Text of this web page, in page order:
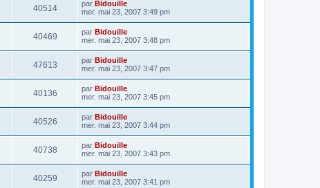
40514 par Bidouille
mer. mai 23, 2007 3:49 pm
40469 par Bidouille
mer. mai 23, 2007 3:48 pm
47613 par Bidouille
mer. mai 23, 2007 3:47 pm
40136 par Bidouille
mer. mai 23, 2007 3:45 pm
40526 par Bidouille
mer. mai 23, 2007 3:44 pm
40738 par Bidouille
mer. mai 23, 2007 3:43 pm
40259 par Bidouille
mer. mai 23, 2007 3:41 pm